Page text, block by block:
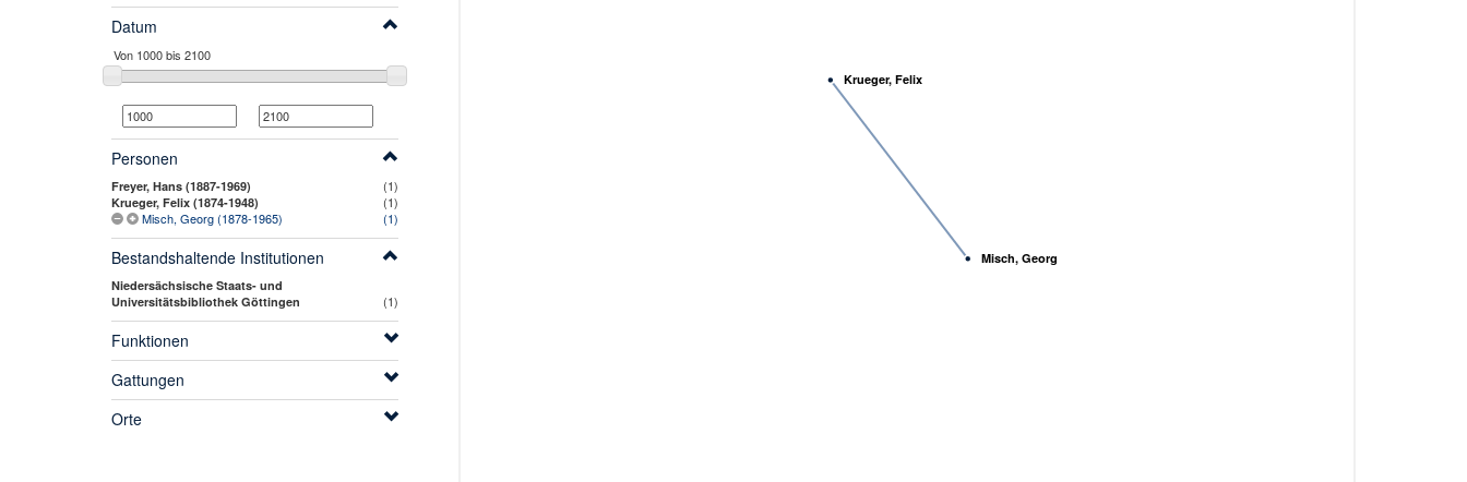
Datum
Personen
Freyer, Hans (1887-1969) (1)
Krueger, Felix (1874-1948)
(1)
Misch, Georg (1878-1965)
(1)
Bestandshaltende Institutionen
Niedersächsische Staats- und
Universitätsbibliothek Göttingen
(1)
Funktionen
Gattungen
Orte
Misch, Georg
Krueger, Felix